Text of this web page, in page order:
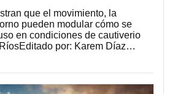
que el movimiento, la
pueden modular cómo se
en condiciones de cautiverio
por: Karem Díaz…